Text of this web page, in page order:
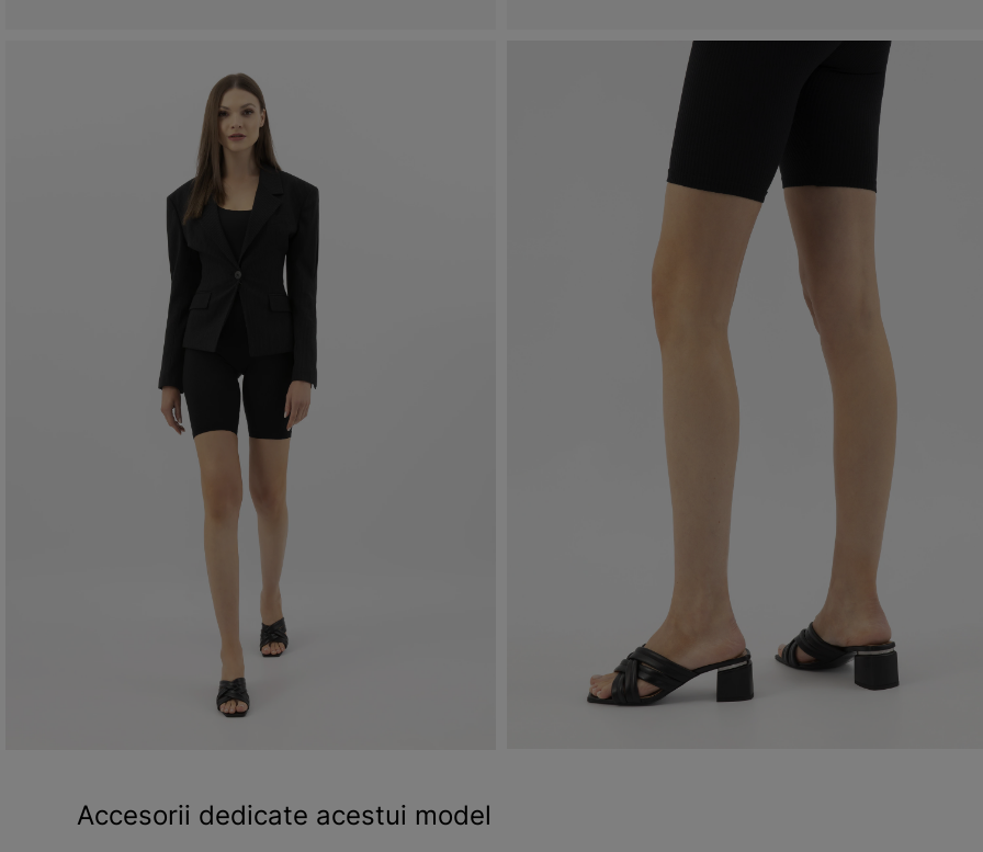
Accesorii dedicate acestui model